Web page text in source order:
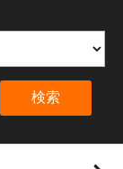
検索